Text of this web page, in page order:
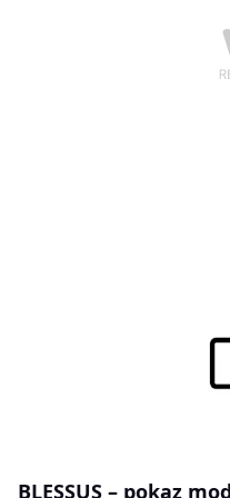
BLESSUS – pokaz